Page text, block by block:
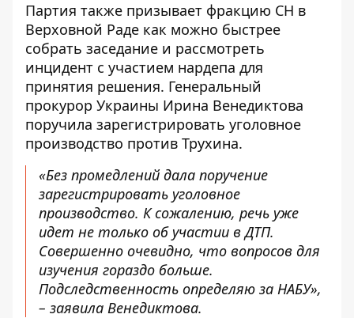
Партия также призывает фракцию СН в
Верховной Раде как можно быстрее
собрать заседание и рассмотреть
инцидент с участием нардепа для
принятия решения. Генеральный
прокурор Украины Ирина Венедиктова
поручила зарегистрировать уголовное
производство против Трухина.
«Без промедлений дала поручение
зарегистрировать уголовное
производство. К сожалению, речь уже
идет не только об участии в ДТП.
Совершенно очевидно, что вопросов для
изучения гораздо больше.
Подследственность определяю за НАБУ»,
– заявила Венедиктова.